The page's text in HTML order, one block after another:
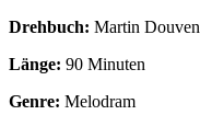
Drehbuch: Martin Douven
Länge: 90 Minuten
Genre: Melodram